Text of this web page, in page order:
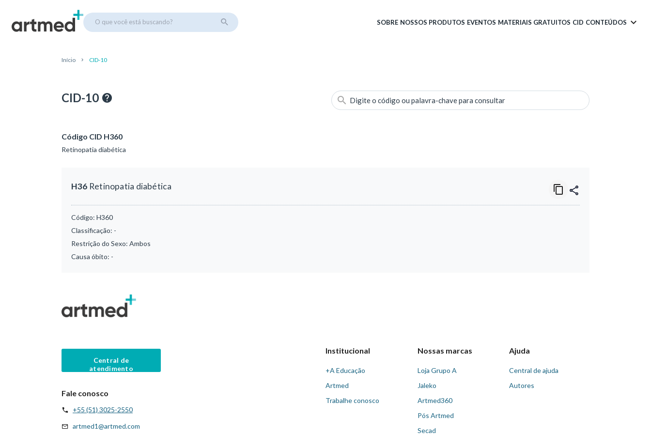
O que você está buscando? SOBRE NOSSOS PRODUTOS EVENTOS MATERIAIS GRATUITOS CID CONTEÚDOS
Início CID-10
CID-10 Digite o código ou palavra-chave para consultar
Código CID H360
Retinopatia diabética
H36 Retinopatia diabética
Código: H360
Classificação: -
Restrição do Sexo: Ambos
Causa óbito: -
Central de
atendimento
Fale conosco
+55 (51) 3025-2550
artmed1@artmed.com
Institucional
+A Educação
Artmed
Trabalhe conosco
Nossas marcas
Loja Grupo A
Jaleko
Artmed360
Pós Artmed
Secad
Ajuda
Central de ajuda
Autores